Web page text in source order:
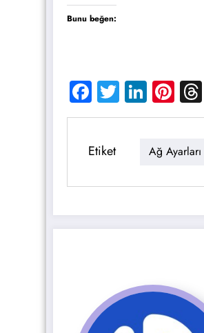
Bunu beğen:
Facebook
Twitter
Etiket Ağ Ayarları